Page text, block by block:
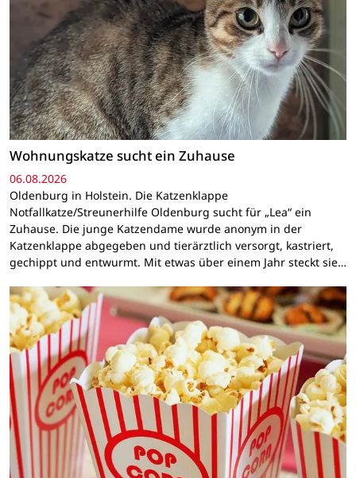
Wohnungskatze sucht ein Zuhause
06.08.2026
Oldenburg in Holstein. Die Katzenklappe
Notfallkatze/Streunerhilfe Oldenburg sucht für „Lea“ ein
Zuhause. Die junge Katzendame wurde anonym in der
Katzenklappe abgegeben und tierärztlich versorgt, kastriert,
gechippt und entwurmt. Mit etwas über einem Jahr steckt sie…